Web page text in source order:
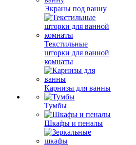
Экраны под ванну
Текстильные
шторки для ванной
комнаты
Карнизы для ванны
Тумбы
Шкафы и пеналы